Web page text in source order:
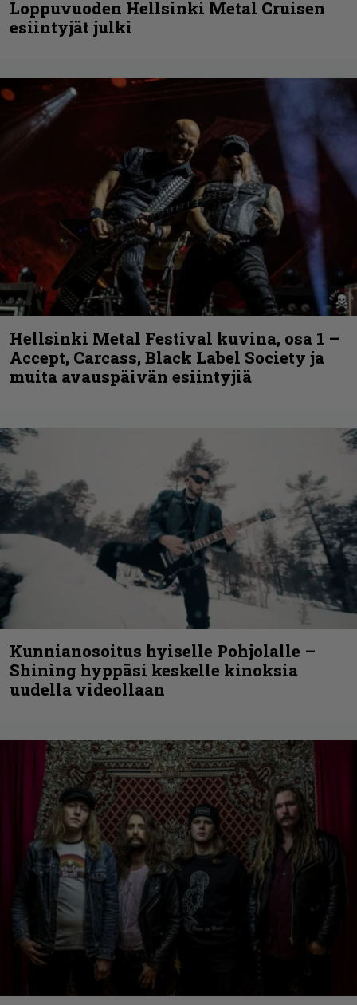
Loppuvuoden Hellsinki Metal Cruisen
esiintyjät julki
Hellsinki Metal Festival kuvina, osa 1 –
Accept, Carcass, Black Label Society ja
muita avauspäivän esiintyjiä
Kunnianosoitus hyiselle Pohjolalle –
Shining hyppäsi keskelle kinoksia
uudella videollaan